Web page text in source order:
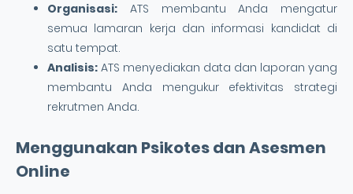
Organisasi: ATS membantu Anda mengatur
semua lamaran kerja dan informasi kandidat di
satu tempat.
Analisis: ATS menyediakan data dan laporan yang
membantu Anda mengukur efektivitas strategi
rekrutmen Anda.
Menggunakan Psikotes dan Asesmen
Online